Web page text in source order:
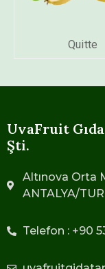
Quitte
UvaFruit
Şti.
Altınova Orta
ANTALYA/
Telefon : +90